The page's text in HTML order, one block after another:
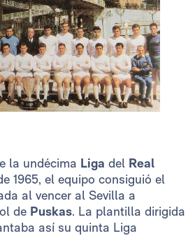
la undécima Liga del Real
1965, el equipo consiguió el
al vencer al Sevilla a
de Puskas. La plantilla dirigida
así su quinta Liga